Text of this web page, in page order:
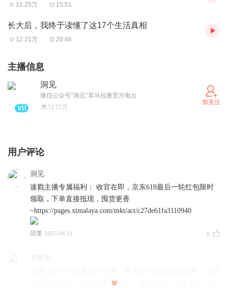
11.25万 15:51
长大后，我终于读懂了这17个生活真相
12.21万 20:46
主播信息
洞见
微信公众号“洞见”喜马拉雅官方电台
71.71万
加关注
用户评论
洞见
速戳主播专属福利： 收官在即，京东618最后一轮红包限时
领取，下单直接抵现，囤货更香
~https://pages.ximalaya.com/mkt/act/c27de61fa3110940
回复 2025-06-11 0
是孩子的原件，也是孩子的起点。 这个起点，关于教育，关